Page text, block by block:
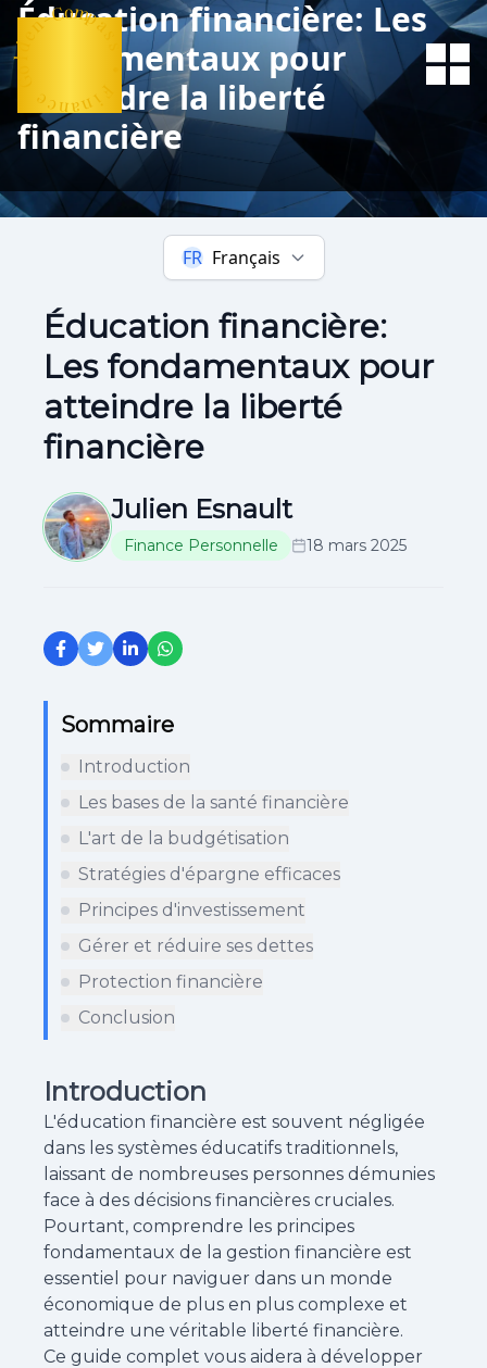
Go
lden-C
om
p
s
•
F
i
n
a
e
Éducation financière: Les
fondamentaux pour
atteindre la liberté
financière
FR Français
Éducation financière:
Les fondamentaux pour
atteindre la liberté
financière
Julien Esnault
Finance Personnelle 18 mars 2025
Sommaire
Introduction
Les bases de la santé financière
L'art de la budgétisation
Stratégies d'épargne efficaces
Principes d'investissement
Gérer et réduire ses dettes
Protection financière
Conclusion
Introduction
L'éducation financière est souvent négligée
dans les systèmes éducatifs traditionnels,
laissant de nombreuses personnes démunies
face à des décisions financières cruciales.
Pourtant, comprendre les principes
fondamentaux de la gestion financière est
essentiel pour naviguer dans un monde
économique de plus en plus complexe et
atteindre une véritable liberté financière.
Ce guide complet vous aidera à développer